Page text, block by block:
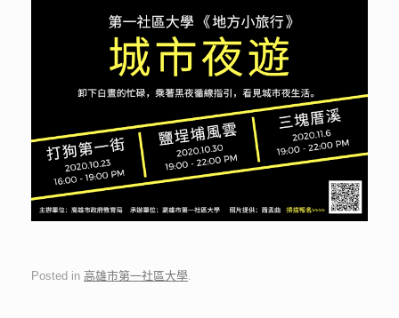
Posted in 高雄市第一社區大學